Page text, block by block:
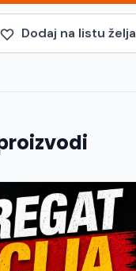
Dodaj na listu želja